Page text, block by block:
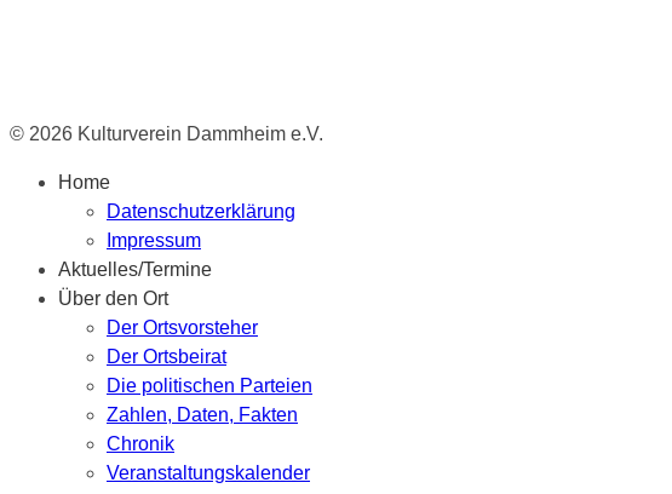
© 2026 Kulturverein Dammheim e.V.
Home
Datenschutzerklärung
Impressum
Aktuelles/Termine
Über den Ort
Der Ortsvorsteher
Der Ortsbeirat
Die politischen Parteien
Zahlen, Daten, Fakten
Chronik
Veranstaltungskalender